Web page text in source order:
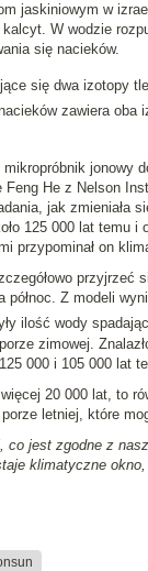
jaskiniowym w
W wodzie
się nacieków.
się dwa izotopy
zawiera oba
jonowy
He z Nelson
jak zmieniała
125 000 lat temu
przypominał on
Z modeli
ilość wody
zimowej.
000 i 105 000 lat
20 000 lat, to
letniej, które
co jest zgodne z
klimatyczne